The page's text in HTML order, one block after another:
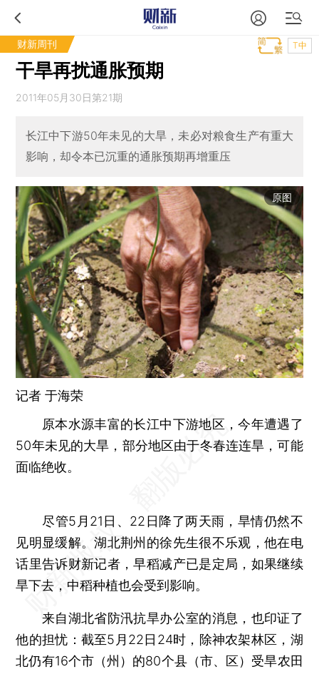
财新周刊 T中
干旱再扰通胀预期
2011年05月30日第21期
长江中下游50年未见的大旱，未必对粮食生产有重大
影响，却令本已沉重的通胀预期再增重压
原图
记者于海荣
原本水源丰富的长江中下游地区，今年遭遇了
50年未见的大旱，部分地区由于冬春连连旱，可能
面临绝收。
尽管5月21日、22日降了两天雨，旱情仍然不
见明显缓解。湖北荆州的徐先生很不乐观，他在电
话里告诉财新记者，早稻减产已是定局，如果继续
旱下去，中稻种植也会受到影响。
来自湖北省防汛抗旱办公室的消息，也印证了
他的担忧：截至5月22日24时，除神农架林区，湖
北仍有16个市（州）的80个县（市、区）受旱农田